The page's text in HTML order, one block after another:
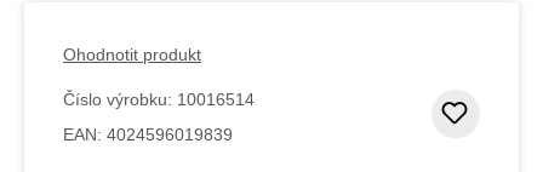
Ohodnotit produkt
Číslo výrobku: 10016514
EAN: 4024596019839